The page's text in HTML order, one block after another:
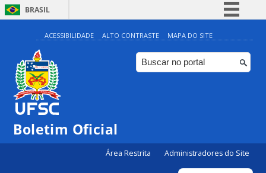
BRASIL
Simplifique!
Comunica BR
Participe
ACESSIBILIDADE ALTO CONTRASTE MAPA DO SITE
Boletim Oficial
Área Restrita Administradores do Site